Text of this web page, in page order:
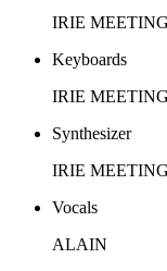
IRIE MEETING
Keyboards
IRIE MEETING
Synthesizer
IRIE MEETING
Vocals
ALAIN